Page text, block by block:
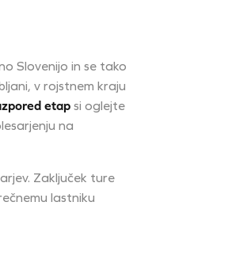
Slovenijo in se tako
v rojstnem kraju
etap si oglejte
na
Zaključek ture
lastniku